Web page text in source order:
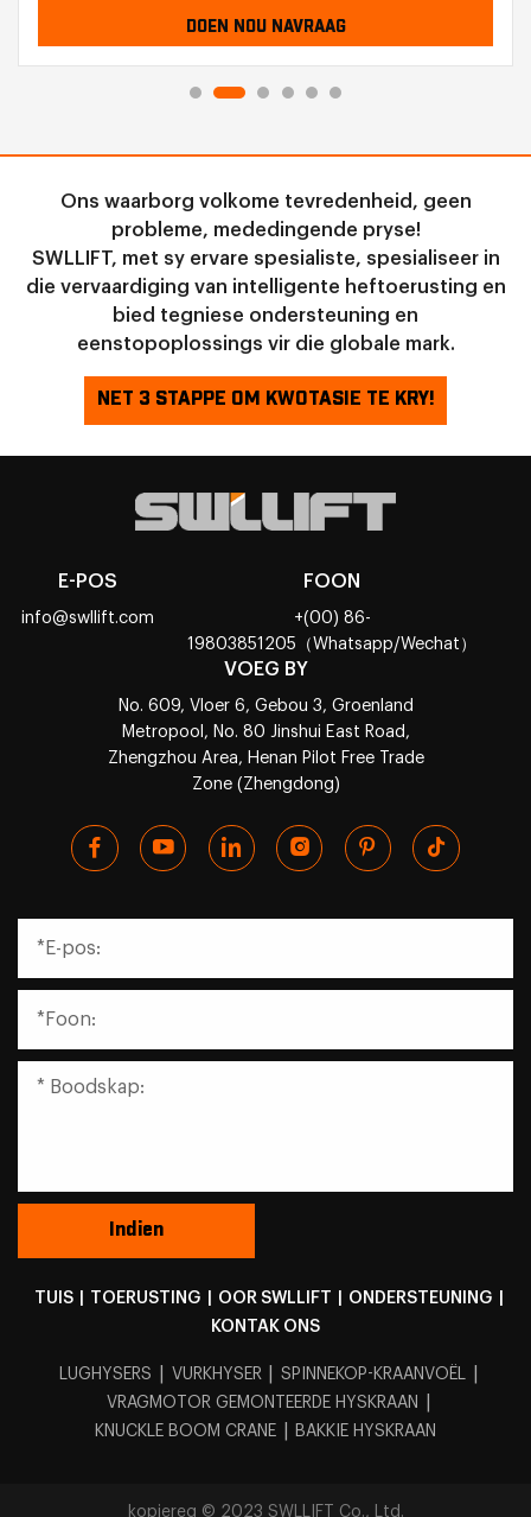
DOEN NOU NAVRAAG
Ons waarborg volkome tevredenheid, geen
probleme, mededingende pryse!
SWLLIFT, met sy ervare spesialiste, spesialiseer in
die vervaardiging van intelligente heftoerusting en
bied tegniese ondersteuning en
eenstopoplossings vir die globale mark.
NET 3 STAPPE OM KWOTASIE TE KRY!
E-POS
info@swllift.com
FOON
+(00) 86-
19803851205（Whatsapp/Wechat）
VOEG BY
No. 609, Vloer 6, Gebou 3, Groenland
Metropool, No. 80 Jinshui East Road,
Zhengzhou Area, Henan Pilot Free Trade
Zone (Zhengdong)
TUIS TOERUSTING OOR SWLLIFT ONDERSTEUNING
KONTAK ONS
LUGHYSERS VURKHYSER SPINNEKOP-KRAANVOËL
VRAGMOTOR GEMONTEERDE HYSKRAAN
KNUCKLE BOOM CRANE BAKKIE HYSKRAAN
kopiereg © 2023 SWLLIFT Co., Ltd.